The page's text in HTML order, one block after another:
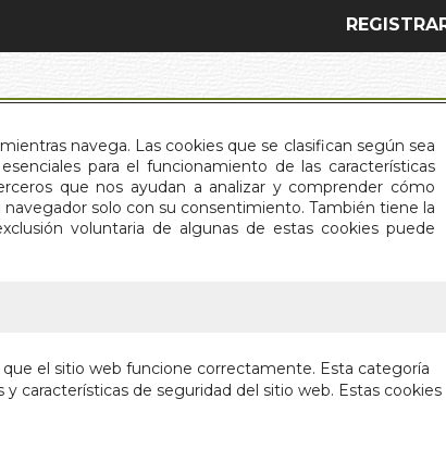
navega. Las cookies que se clasifican según sea
para el funcionamiento de las características
que nos ayudan a analizar y comprender cómo
solo con su consentimiento. También tiene la
voluntaria de algunas de estas cookies puede
el sitio web funcione correctamente. Esta categoría
características de seguridad del sitio web. Estas cookies
SOMOS CONTACTO
TIGRE BLANCO,
SOBRE LA VIA TANTRICA DEL